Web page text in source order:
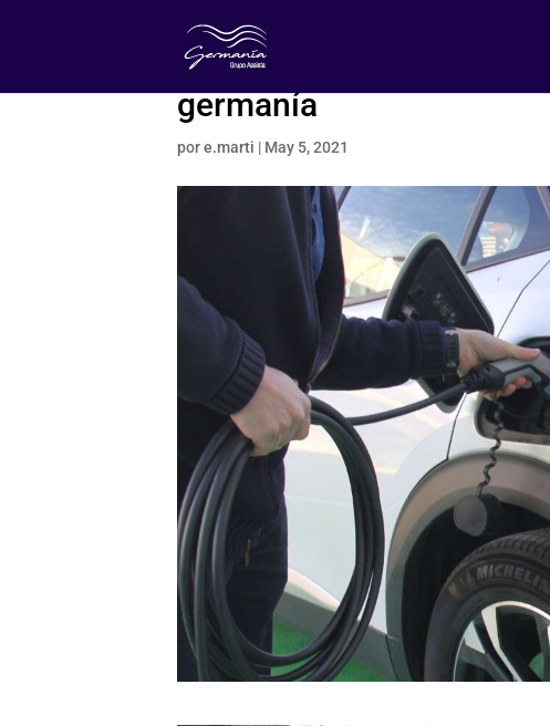
germanía
pore.marti | May 5, 2021